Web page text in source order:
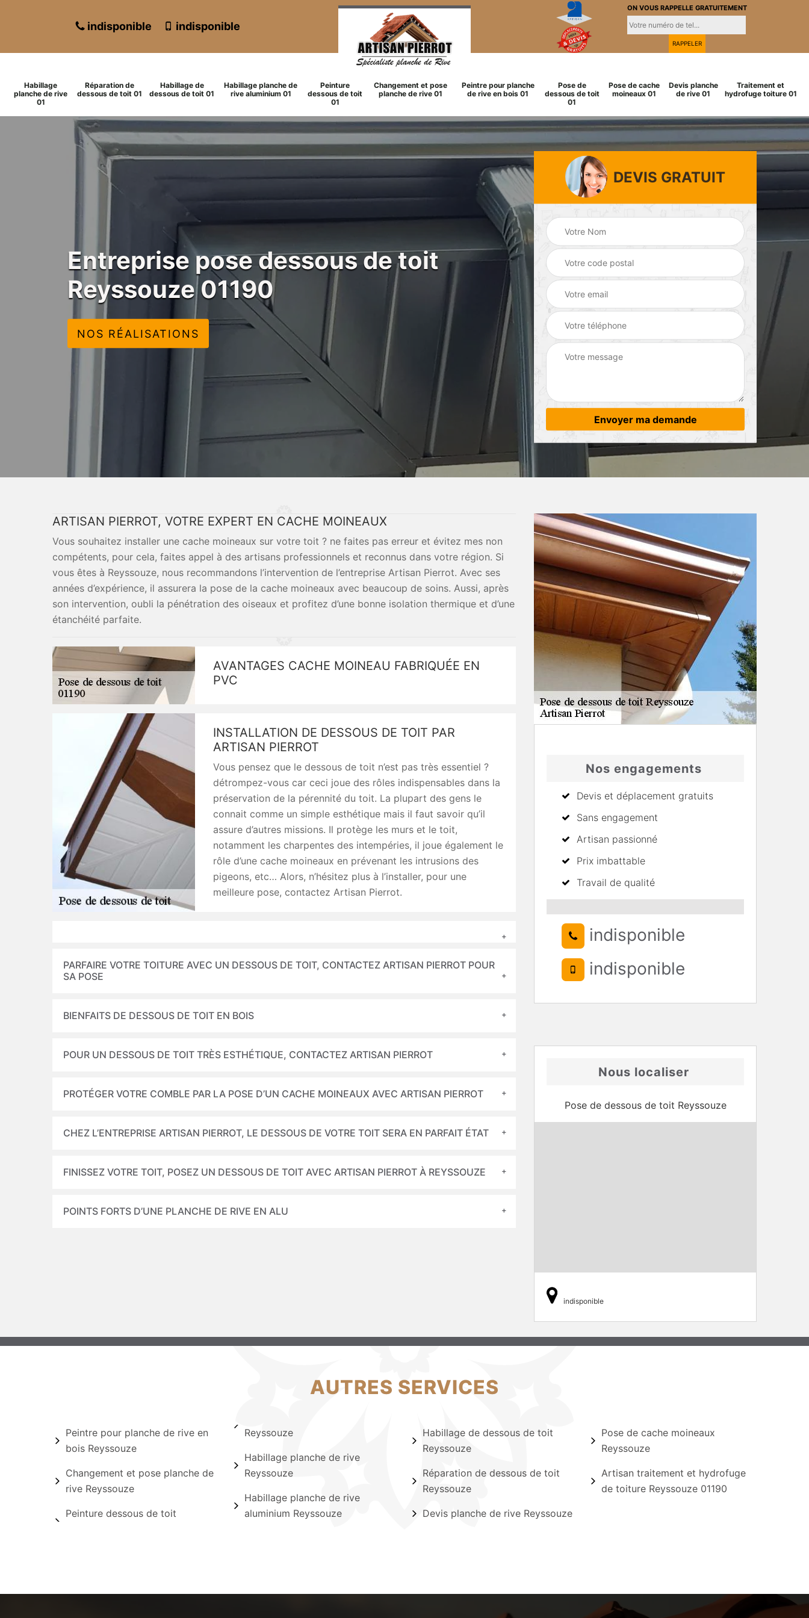
indisponible indisponible
ON VOUS RAPPELLE GRATUITEMENT
Habillage
planche de rive
01
Réparation de
dessous de toit 01
Habillage de
dessous de toit 01
Habillage planche de
rive aluminium 01
Peinture
dessous de toit
01
Changement et pose
planche de rive 01
Peintre pour planche
de rive en bois 01
Pose de
dessous de toit
01
Pose de cache
moineaux 01
Devis planche
de rive 01
Traitement et
hydrofuge toiture 01
Entreprise pose dessous de toit
Reyssouze 01190
NOS RÉALISATIONS
DEVIS GRATUIT
ARTISAN PIERROT, VOTRE EXPERT EN CACHE MOINEAUX
Vous souhaitez installer une cache moineaux sur votre toit ? ne faites pas erreur et évitez mes non
compétents, pour cela, faites appel à des artisans professionnels et reconnus dans votre région. Si
vous êtes à Reyssouze, nous recommandons l’intervention de l’entreprise Artisan Pierrot. Avec ses
années d’expérience, il assurera la pose de la cache moineaux avec beaucoup de soins. Aussi, après
son intervention, oubli la pénétration des oiseaux et profitez d’une bonne isolation thermique et d’une
étanchéité parfaite.
AVANTAGES CACHE MOINEAU FABRIQUÉE EN
PVC
INSTALLATION DE DESSOUS DE TOIT PAR
ARTISAN PIERROT
Vous pensez que le dessous de toit n’est pas très essentiel ?
détrompez-vous car ceci joue des rôles indispensables dans la
préservation de la pérennité du toit. La plupart des gens le
connait comme un simple esthétique mais il faut savoir qu’il
assure d’autres missions. Il protège les murs et le toit,
notamment les charpentes des intempéries, il joue également le
rôle d’une cache moineaux en prévenant les intrusions des
pigeons, etc… Alors, n’hésitez plus à l’installer, pour une
meilleure pose, contactez Artisan Pierrot.
PARFAIRE VOTRE TOITURE AVEC UN DESSOUS DE TOIT, CONTACTEZ ARTISAN PIERROT POUR
SA POSE
BIENFAITS DE DESSOUS DE TOIT EN BOIS
POUR UN DESSOUS DE TOIT TRÈS ESTHÉTIQUE, CONTACTEZ ARTISAN PIERROT
PROTÉGER VOTRE COMBLE PAR LA POSE D’UN CACHE MOINEAUX AVEC ARTISAN PIERROT
CHEZ L’ENTREPRISE ARTISAN PIERROT, LE DESSOUS DE VOTRE TOIT SERA EN PARFAIT ÉTAT
FINISSEZ VOTRE TOIT, POSEZ UN DESSOUS DE TOIT AVEC ARTISAN PIERROT À REYSSOUZE
POINTS FORTS D’UNE PLANCHE DE RIVE EN ALU
Nos engagements
Devis et déplacement gratuits
Sans engagement
Artisan passionné
Prix imbattable
Travail de qualité
indisponible
indisponible
Nous localiser
Pose de dessous de toit Reyssouze
indisponible
AUTRES SERVICES
Peintre pour planche de rive en
bois Reyssouze
Changement et pose planche de
rive Reyssouze
Peinture dessous de toit
Reyssouze
Habillage planche de rive
Reyssouze
Habillage planche de rive
aluminium Reyssouze
Habillage de dessous de toit
Reyssouze
Réparation de dessous de toit
Reyssouze
Devis planche de rive Reyssouze
Pose de cache moineaux
Reyssouze
Artisan traitement et hydrofuge
de toiture Reyssouze 01190